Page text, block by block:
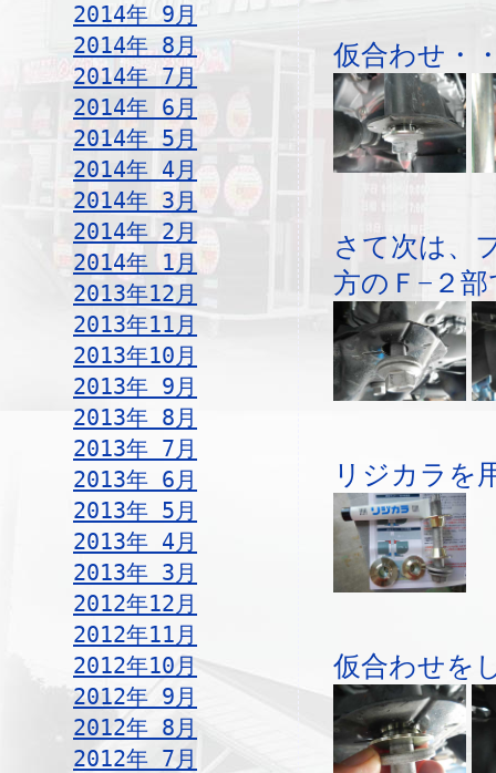
2014年 9月
2014年 8月
2014年 7月
2014年 6月
2014年 5月
2014年 4月
2014年 3月
2014年 2月
2014年 1月
2013年12月
2013年11月
2013年10月
2013年 9月
2013年 8月
2013年 7月
2013年 6月
2013年 5月
2013年 4月
2013年 3月
2012年12月
2012年11月
2012年10月
2012年 9月
2012年 8月
2012年 7月
仮合わせ・
さて次は、
方のＦ−２
リジカラを
仮合わせを